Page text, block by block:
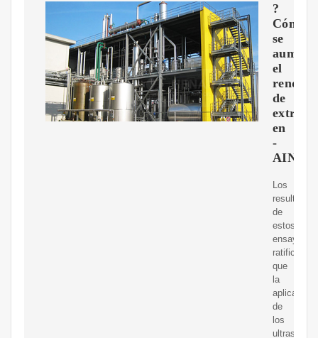
?
Cómo
se
el
de
en
-
AINIA
Los
resultados
de
estos
ensayos
ratificaron
que
la
aplicación
de
los